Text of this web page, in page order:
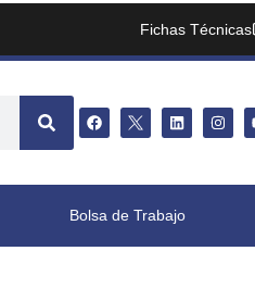
Fichas Técnicas
Bolsa de Trabajo